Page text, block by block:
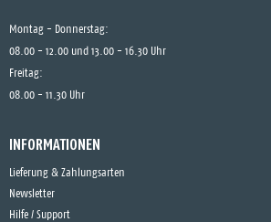
Montag - Donnerstag:
08.00 - 12.00 und 13.00 - 16.30 Uhr
Freitag:
08.00 - 11.30 Uhr
INFORMATIONEN
Lieferung & Zahlungsarten
Newsletter
Hilfe / Support